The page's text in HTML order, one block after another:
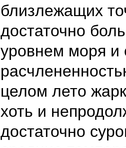
близлежащих
достаточно
уровнем моря и
целом лето
хоть и
достаточно